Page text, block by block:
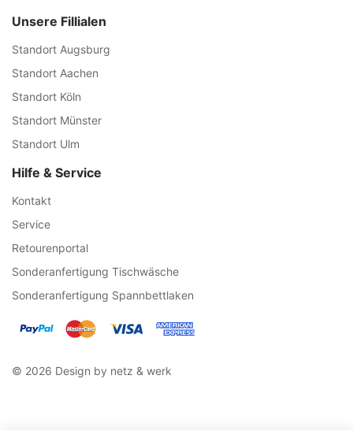
Unsere Fillialen
Standort Augsburg
Standort Aachen
Standort Köln
Standort Münster
Standort Ulm
Hilfe & Service
Kontakt
Service
Retourenportal
Sonderanfertigung Tischwäsche
Sonderanfertigung Spannbettlaken
© 2026 Design by netz & werk